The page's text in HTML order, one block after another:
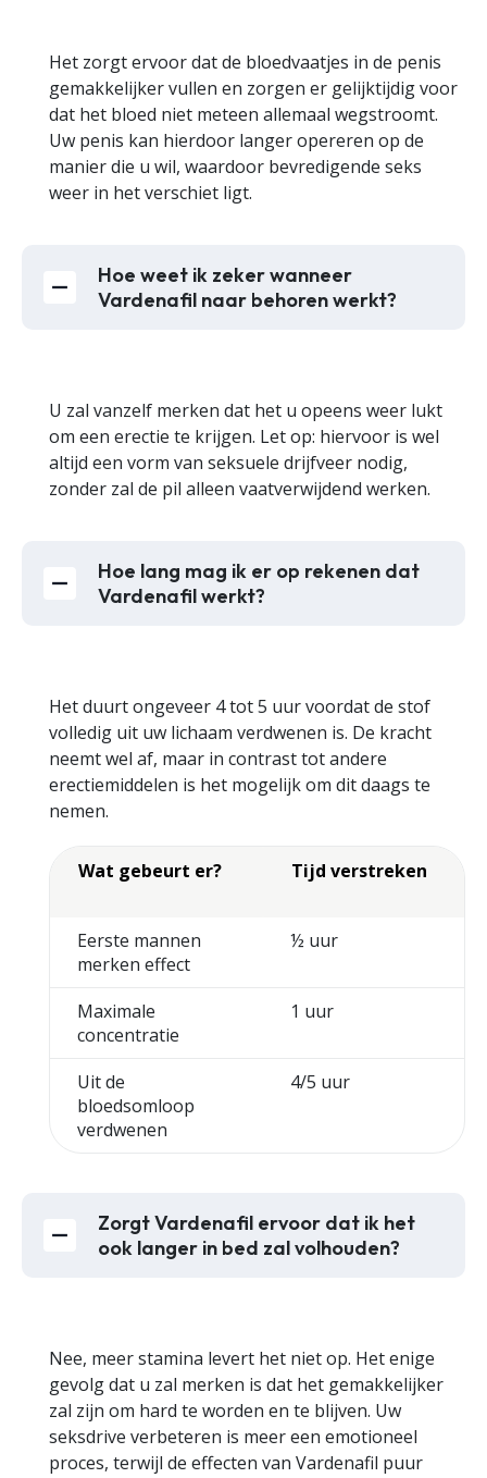
Het zorgt ervoor dat de bloedvaatjes in de penis
gemakkelijker vullen en zorgen er gelijktijdig voor
dat het bloed niet meteen allemaal wegstroomt.
Uw penis kan hierdoor langer opereren op de
manier die u wil, waardoor bevredigende seks
weer in het verschiet ligt.
Hoe weet ik zeker wanneer
Vardenafil naar behoren werkt?
U zal vanzelf merken dat het u opeens weer lukt
om een erectie te krijgen. Let op: hiervoor is wel
altijd een vorm van seksuele drijfveer nodig,
zonder zal de pil alleen vaatverwijdend werken.
Hoe lang mag ik er op rekenen dat
Vardenafil werkt?
Het duurt ongeveer 4 tot 5 uur voordat de stof
volledig uit uw lichaam verdwenen is. De kracht
neemt wel af, maar in contrast tot andere
erectiemiddelen is het mogelijk om dit daags te
nemen.
Wat gebeurt er? Tijd verstreken
Eerste mannen
merken effect
½ uur
Maximale
concentratie
1 uur
Uit de
bloedsomloop
verdwenen
4/5 uur
Zorgt Vardenafil ervoor dat ik het
ook langer in bed zal volhouden?
Nee, meer stamina levert het niet op. Het enige
gevolg dat u zal merken is dat het gemakkelijker
zal zijn om hard te worden en te blijven. Uw
seksdrive verbeteren is meer een emotioneel
proces, terwijl de effecten van Vardenafil puur